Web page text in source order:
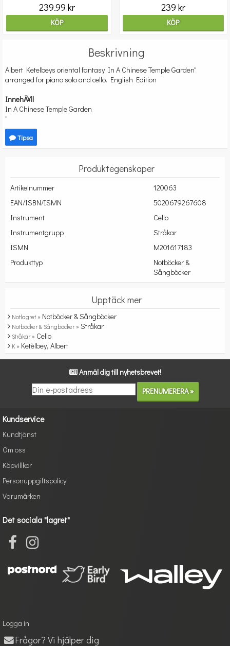
239.99 kr
KÖP
239 kr
KÖP
Beskrivning
Albert Ketelbeys oriental fantasy In A Chinese Temple Garden"
arranged for piano solo and cello. English Edition
InnehÃ¥ll
In A Chinese Temple Garden
"
Tipsa
Produktegenskaper
Artikelnummer
120063
EAN/ISBN/ISMN
5020679267608
Instrument
Cello
Instrumentgrupp
Stråkar
ISMN
M201617183
Produkttyp
Notböcker &
Sångböcker
Upptäck mer
Notlagret » Notböcker & Sångböcker
Notböcker & Sångböcker » Stråkar
Stråkar » Cello
K » Ketèlbey, Albert
Anmäl dig till nyhetsbrevet!
Kundservice
Kundtjänst
Om oss
Köpvillkor
Personuppgiftspolicy
Varumärken
Det sociala "lagret"
Logga in
Frågor? Vi hjälper dig